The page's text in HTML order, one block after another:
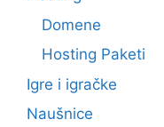
Domene
Hosting Paketi
Igre i igračke
Naušnice